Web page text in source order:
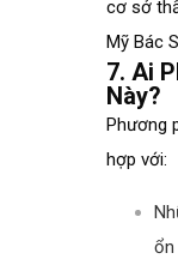
cơ sở
Mỹ Bác
7. Ai
Này?
Phương
hợp với:
ổn